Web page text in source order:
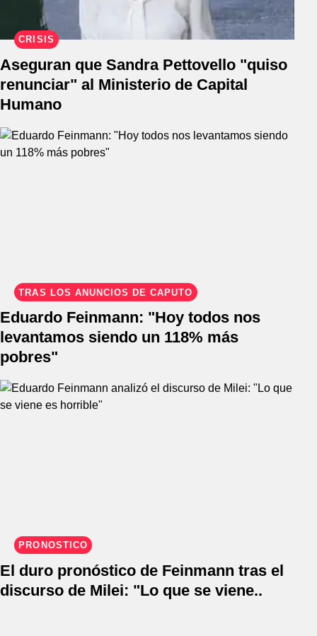
CRISIS
Aseguran que Sandra Pettovello "quiso
renunciar" al Ministerio de Capital
Humano
TRAS LOS ANUNCIOS DE CAPUTO
Eduardo Feinmann: "Hoy todos nos
levantamos siendo un 118% más
pobres"
PRONÓSTICO
El duro pronóstico de Feinmann tras el
discurso de Milei: "Lo que se viene..